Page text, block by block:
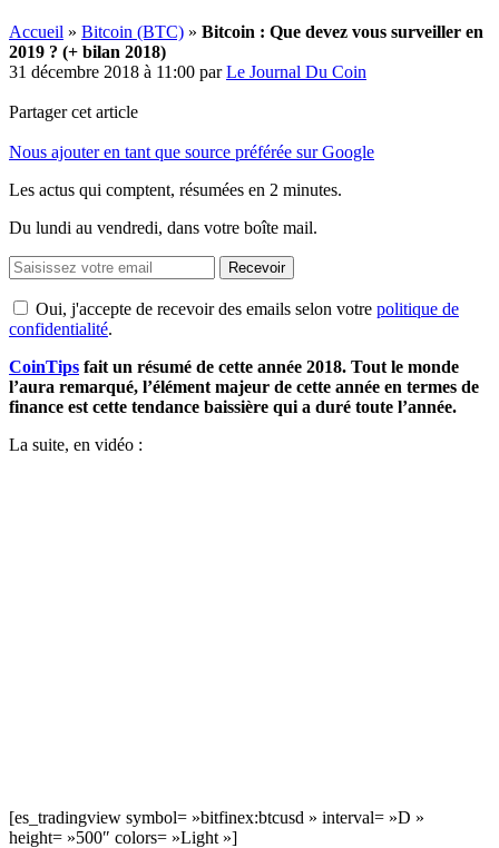
Accueil » Bitcoin (BTC) » Bitcoin : Que devez vous surveiller en
2019 ? (+ bilan 2018)
31 décembre 2018 à 11:00 parLe Journal Du Coin
Partager cet article
Nous ajouter en tant que source préférée sur Google
Les actus qui comptent, résumées en 2 minutes.
Du lundi au vendredi, dans votre boîte mail.
Recevoir
Oui, j'accepte de recevoir des emails selon votre politique de
confidentialité.
CoinTips fait un résumé de cette année 2018. Tout le monde
l’aura remarqué, l’élément majeur de cette année en termes de
finance est cette tendance baissière qui a duré toute l’année.
La suite, en vidéo :
[es_tradingview symbol= »bitfinex:btcusd » interval= »D »
height= »500″ colors= »Light »]